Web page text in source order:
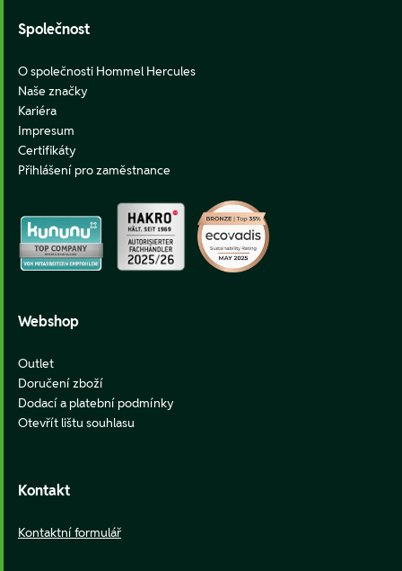
Společnost
O společnosti Hommel Hercules
Naše značky
Kariéra
Impresum
Certifikáty
Přihlášení pro zaměstnance
Webshop
Outlet
Doručení zboží
Dodací a platební podmínky
Otevřít lištu souhlasu
Kontakt
Kontaktní formulář